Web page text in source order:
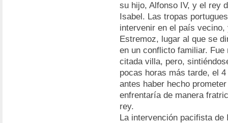
su hijo, Alfonso IV, y el rey
Isabel. Las tropas
intervenir en el país
Estremoz, lugar al que se
en un conflicto familiar.
citada villa, pero,
pocas horas más tarde, el
antes haber hecho
enfrentaría de manera
rey.
La intervención pacifista de